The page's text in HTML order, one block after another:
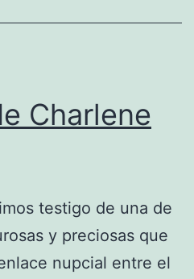
Charlene
testigo de una de
y preciosas que
nupcial entre el